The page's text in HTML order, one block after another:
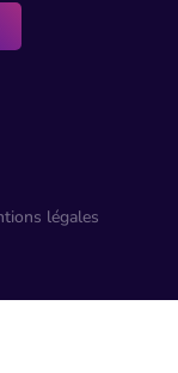
légales